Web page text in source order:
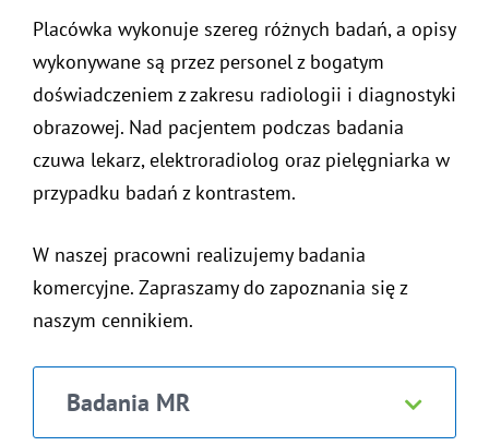
Placówka wykonuje szereg różnych badań, a opisy
wykonywane są przez personel z bogatym
doświadczeniem z zakresu radiologii i diagnostyki
obrazowej. Nad pacjentem podczas badania
czuwa lekarz, elektroradiolog oraz pielęgniarka w
przypadku badań z kontrastem.
W naszej pracowni realizujemy badania
komercyjne. Zapraszamy do zapoznania się z
naszym cennikiem.
Badania MR